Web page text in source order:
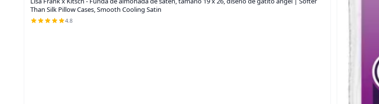
Than Silk Pillow Cases, Smooth Cooling Satin
4.8